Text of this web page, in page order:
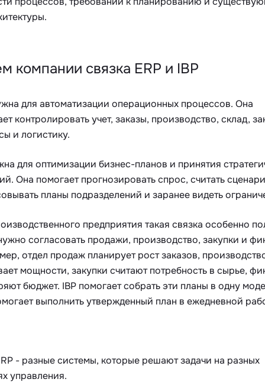
компании связка ERP и IBP
для автоматизации операционных процессов. Она
контролировать учет, заказы, производство, склад,
и логистику.
для оптимизации бизнес-планов и принятия
Она помогает прогнозировать спрос, считать
планы подразделений и заранее видеть
предприятия такая связка особенно
согласовать продажи, производство, закупки и
отдел продаж планирует рост заказов,
мощности, закупки считают потребность в сырье,
бюджет. IBP помогает собрать эти планы в одну
выполнить утвержденный план в ежедневной
- разные системы, которые решают задачи на разных
управления.